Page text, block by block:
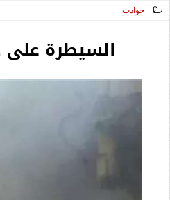
حوادث
السيطرة على